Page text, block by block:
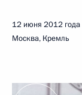
12 июня 2012 года
Москва, Кремль